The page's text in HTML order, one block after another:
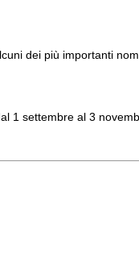
dei più importanti
1 settembre al 3